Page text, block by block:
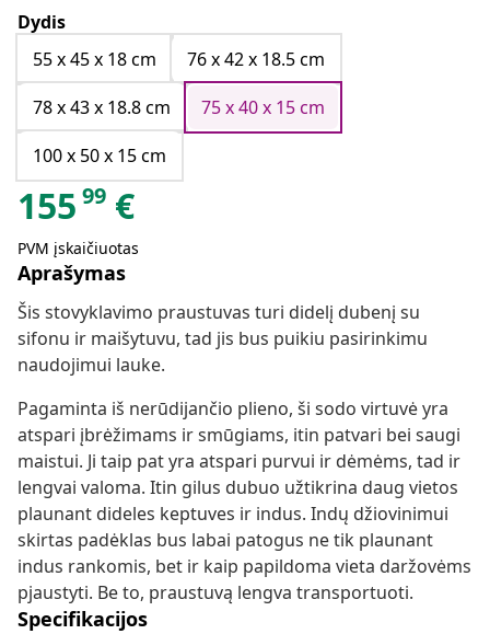
Dydis
55 x 45 x 18 cm
76 x 42 x 18.5 cm
78 x 43 x 18.8 cm
75 x 40 x 15 cm
100 x 50 x 15 cm
155 99 €
PVM įskaičiuotas
Aprašymas
Šis stovyklavimo praustuvas turi didelį dubenį su
sifonu ir maišytuvu, tad jis bus puikiu pasirinkimu
naudojimui lauke.
Pagaminta iš nerūdijančio plieno, ši sodo virtuvė yra
atspari įbrėžimams ir smūgiams, itin patvari bei saugi
maistui. Ji taip pat yra atspari purvui ir dėmėms, tad ir
lengvai valoma. Itin gilus dubuo užtikrina daug vietos
plaunant dideles keptuves ir indus. Indų džiovinimui
skirtas padėklas bus labai patogus ne tik plaunant
indus rankomis, bet ir kaip papildoma vieta daržovėms
pjaustyti. Be to, praustuvą lengva transportuoti.
Specifikacijos